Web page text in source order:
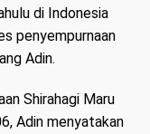
di Indonesia
penyempurnaan
Adin.
Shirahagi Maru
Adin menyatakan